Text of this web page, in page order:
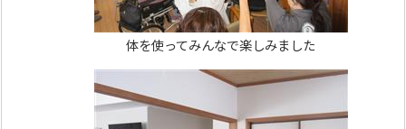
体を使ってみんなで楽しみました